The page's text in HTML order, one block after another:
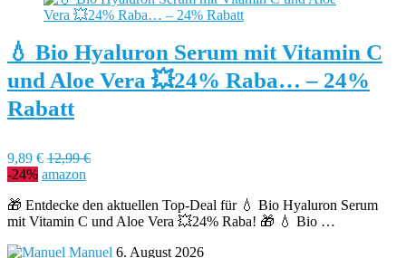
💧 Bio Hyaluron Serum mit Vitamin C
und Aloe Vera 💥24% Raba… – 24%
Rabatt
9,89 € 12,99 €
-24% amazon
🎁 Entdecke den aktuellen Top-Deal für 💧 Bio Hyaluron Serum
mit Vitamin C und Aloe Vera 💥24% Raba! 🎁 💧 Bio …
Manuel 6. August 2026